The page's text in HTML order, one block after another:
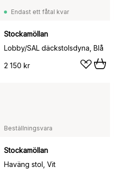
Endast ett fåtal kvar
Stockamöllan
Lobby/SAL däckstolsdyna, Blå
2 150 kr
Beställningsvara
Stockamöllan
Haväng stol, Vit